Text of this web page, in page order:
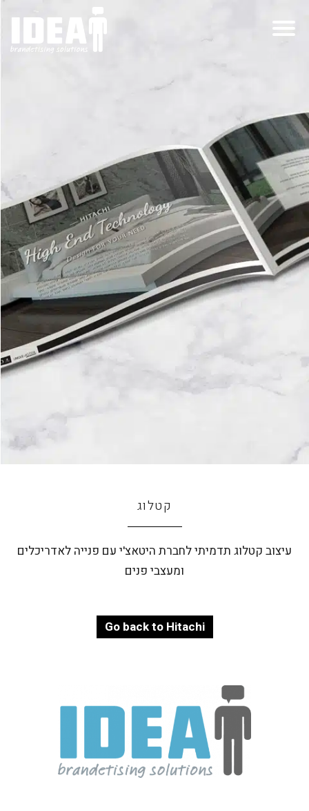
קטלוג
עיצוב קטלוג תדמיתי לחברת היטאצ'י עם פנייה לאדריכלים
ומעצבי פנים
Go back to Hitachi